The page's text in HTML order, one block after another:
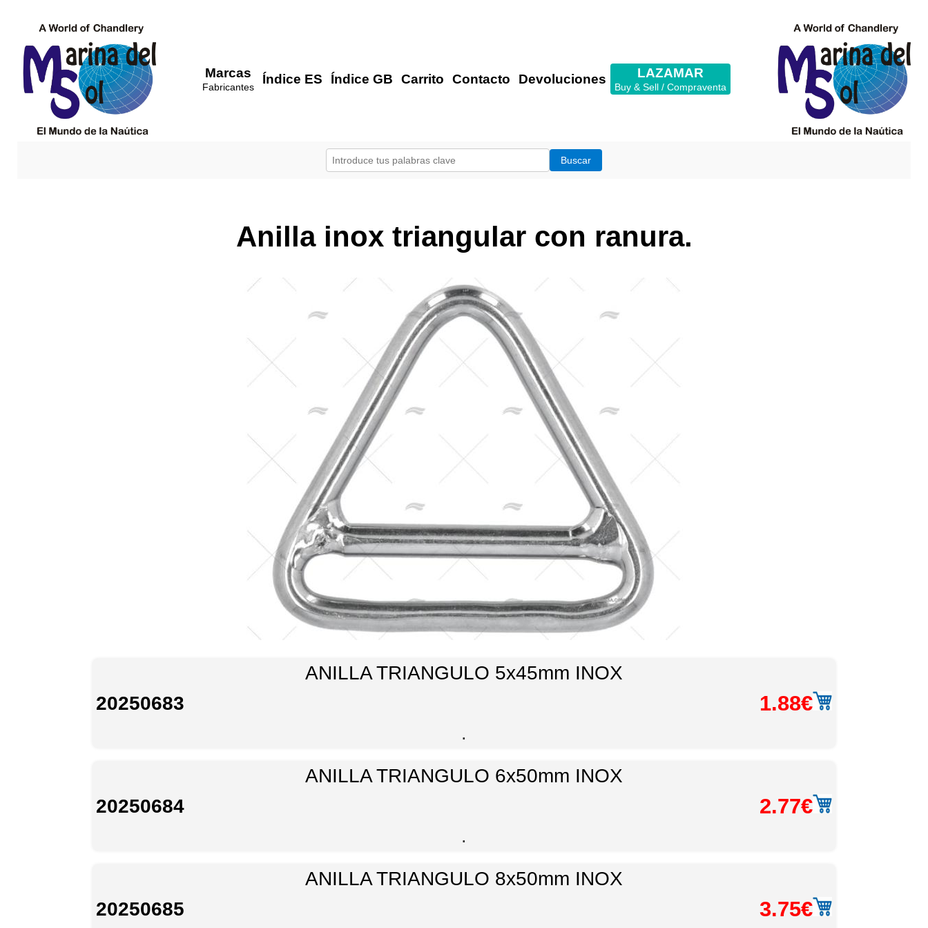
Marcas
Fabricantes
Índice ES Índice GB Carrito Contacto Devoluciones LAZAMAR
Buy & Sell / Compraventa
Anilla inox triangular con ranura.
ANILLA TRIANGULO 5x45mm INOX
20250683
1.88€
.
ANILLA TRIANGULO 6x50mm INOX
20250684
2.77€
.
ANILLA TRIANGULO 8x50mm INOX
20250685
3.75€